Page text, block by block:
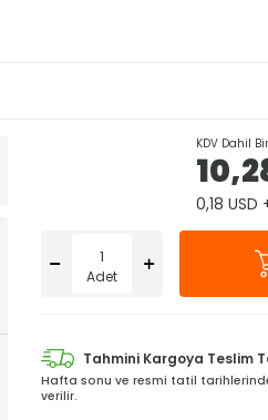
KDV Dahil
0,18 USD
Adet
Tahmini Kargoya Teslim
Hafta sonu ve resmi tatil
verilir.